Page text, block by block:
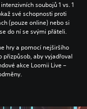
soubojů 1 vs. 1
své schopnosti proti
(pouze online) nebo si
do ní se svými přáteli.
hry a pomocí nejširšího
přizpůsob, aby vyjadřoval
akce Loomii Live –